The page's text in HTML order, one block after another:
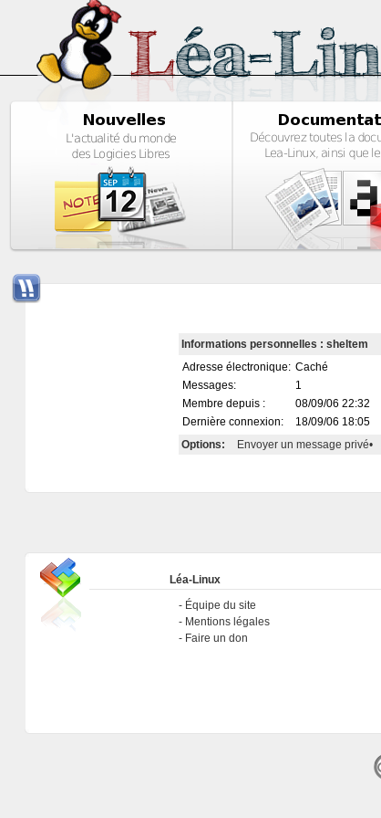
Informations personnelles : sheltem
Adresse électronique: Caché
Messages:
1
Membre depuis :
08/09/06 22:32
Dernière connexion:
18/09/06 18:05
Options:
Envoyer un message privé•
Léa-Linux
Équipe du site
Mentions légales
Faire un don